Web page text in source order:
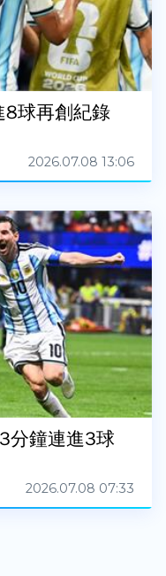
8球再創紀錄
2026.07.08 13:06
分鐘連進3球
2026.07.08 07:33